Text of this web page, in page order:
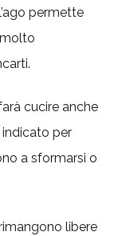
permette
cucire anche
per
a sformarsi o
libere